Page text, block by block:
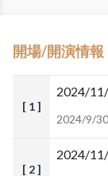
開場/開演情
[ 1 ]
2024/
2024/9/
[ 2 ]
2024/